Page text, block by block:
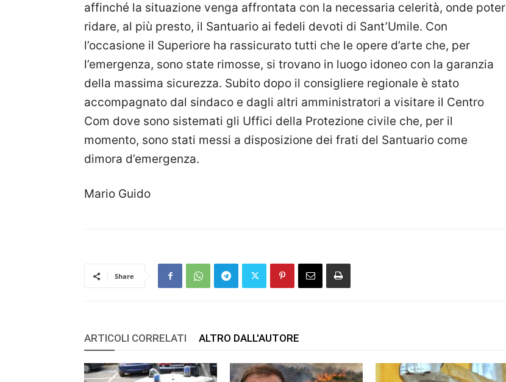
affinché la situazione venga affrontata con la necessaria celerità, onde poter
ridare, al più presto, il Santuario ai fedeli devoti di Sant’Umile. Con
l’occasione il Superiore ha rassicurato tutti che le opere d’arte che, per
l’emergenza, sono state rimosse, si trovano in luogo idoneo con la garanzia
della massima sicurezza. Subito dopo il consigliere regionale è stato
accompagnato dal sindaco e dagli altri amministratori a visitare il Centro
Com dove sono sistemati gli Uffici della Protezione civile che, per il
momento, sono stati messi a disposizione dei frati del Santuario come
dimora d’emergenza.
Mario Guido
Share
ARTICOLI CORRELATI ALTRO DALL'AUTORE